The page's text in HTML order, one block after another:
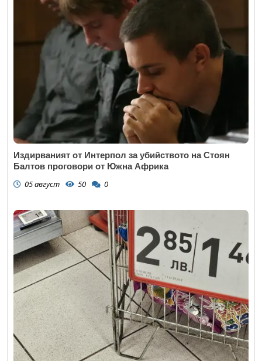
Издирваният от Интерпол за убийството на Стоян
Балтов проговори от Южна Африка
05 август 50 0